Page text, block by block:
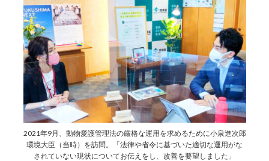
2021年9月、動物愛護管理法の厳格な運用を求めるために小泉進次郎
環境大臣（当時）を訪問。「法律や省令に基づいた適切な運用がな
されていない現状についてお伝えをし、改善を要望しました」